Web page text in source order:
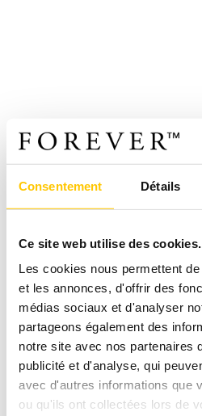
Consentement Détails
Ce site web utilise des cookies.
Les cookies nous permettent
et les annonces, d'offrir des
médias sociaux et d'analyser
partageons également des
notre site avec nos partenaires
publicité et d'analyse, qui
avec d'autres informations que
ou qu'ils ont collectées lors de